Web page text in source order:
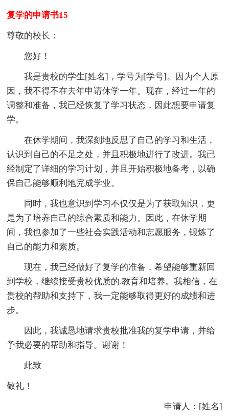
复学的申请书15
尊敬的校长：
您好！
我是贵校的学生[姓名]，学号为[学号]。因为个人原
因，我不得不在去年申请休学一年。现在，经过一年的
调整和准备，我已经恢复了学习状态，因此想要申请复
学。
在休学期间，我深刻地反思了自己的学习和生活，
认识到自己的不足之处，并且积极地进行了改进。我已
经制定了详细的学习计划，并且开始积极地备考，以确
保自己能够顺利地完成学业。
同时，我也意识到学习不仅仅是为了获取知识，更
是为了培养自己的综合素质和能力。因此，在休学期
间，我也参加了一些社会实践活动和志愿服务，锻炼了
自己的能力和素质。
现在，我已经做好了复学的准备，希望能够重新回
到学校，继续接受贵校优质的.教育和培养。我相信，在
贵校的帮助和支持下，我一定能够取得更好的成绩和进
步。
因此，我诚恳地请求贵校批准我的复学申请，并给
予我必要的帮助和指导。谢谢！
此致
敬礼！
申请人：[姓名]